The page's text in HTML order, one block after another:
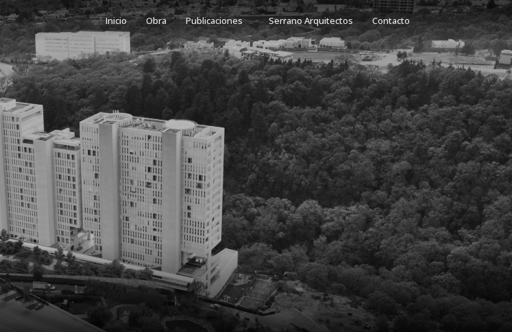
Inicio Obra Publicaciones Serrano Arquitectos Contacto